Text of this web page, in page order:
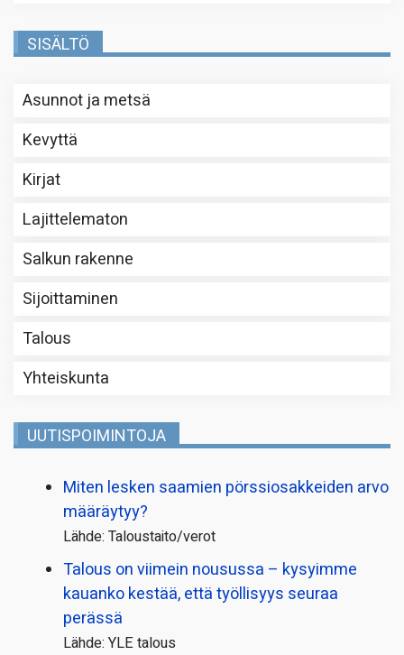
SISÄLTÖ
Asunnot ja metsä
Kevyttä
Kirjat
Lajittelematon
Salkun rakenne
Sijoittaminen
Talous
Yhteiskunta
UUTISPOIMINTOJA
Miten lesken saamien pörssi­osakkeiden arvo
määräytyy?
Lähde: Taloustaito/verot
Talous on viimein nousussa – kysyimme
kauanko kestää, että työllisyys seuraa
perässä
Lähde: YLE talous